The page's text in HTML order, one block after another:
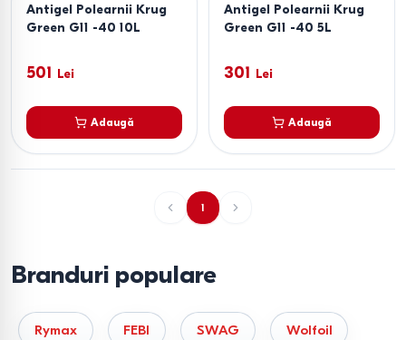
Antigel Polearnii Krug
Green G11 -40 10L
501 Lei
Adaugă
Antigel Polearnii Krug
Green G11 -40 5L
301 Lei
Adaugă
1
Branduri populare
Rymax FEBI SWAG Wolfoil